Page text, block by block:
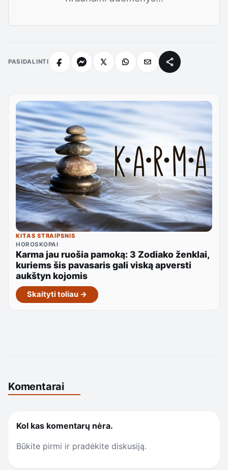
PASIDALINTI
KITAS STRAIPSNIS
HOROSKOPAI
Karma jau ruošia pamoką: 3 Zodiako ženklai,
kuriems šis pavasaris gali viską apversti
aukštyn kojomis
Skaityti toliau →
Komentarai
Kol kas komentarų nėra.
Būkite pirmi ir pradėkite diskusiją.